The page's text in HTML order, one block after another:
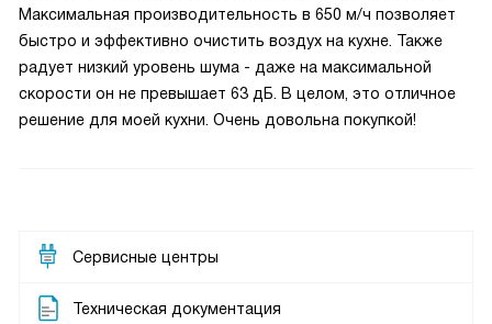
Максимальная производительность в 650 м/ч позволяет
быстро и эффективно очистить воздух на кухне. Также
радует низкий уровень шума - даже на максимальной
скорости он не превышает 63 дБ. В целом, это отличное
решение для моей кухни. Очень довольна покупкой!
Сервисные центры
Техническая документация